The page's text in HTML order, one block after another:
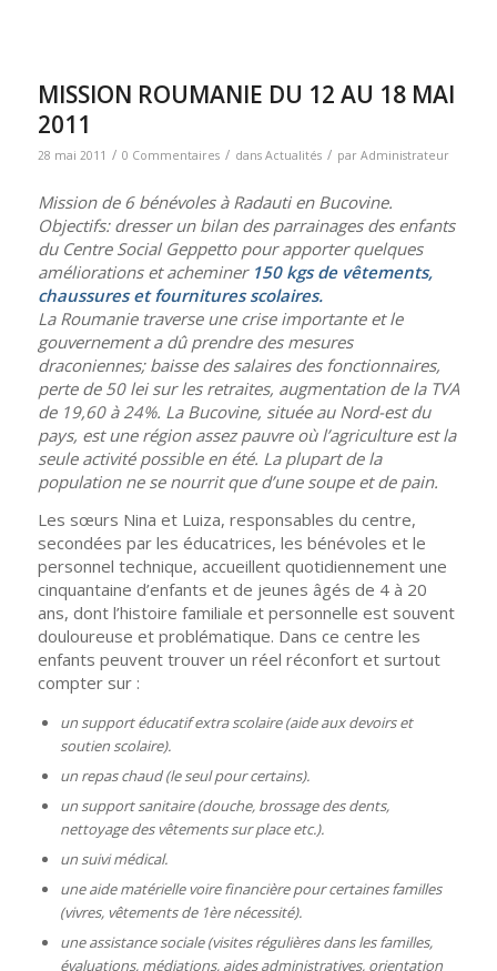
MISSION ROUMANIE DU 12 AU 18 MAI
2011
28 mai 2011 / 0 Commentaires / dans Actualités / par Administrateur
Mission de 6 bénévoles à Radauti en Bucovine.
Objectifs: dresser un bilan des parrainages des enfants
du Centre Social Geppetto pour apporter quelques
améliorations et acheminer 150 kgs de vêtements,
chaussures et fournitures scolaires.
La Roumanie traverse une crise importante et le
gouvernement a dû prendre des mesures
draconiennes; baisse des salaires des fonctionnaires,
perte de 50 lei sur les retraites, augmentation de la TVA
de 19,60 à 24%. La Bucovine, située au Nord-est du
pays, est une région assez pauvre où l’agriculture est la
seule activité possible en été. La plupart de la
population ne se nourrit que d’une soupe et de pain.
Les sœurs Nina et Luiza, responsables du centre,
secondées par les éducatrices, les bénévoles et le
personnel technique, accueillent quotidiennement une
cinquantaine d’enfants et de jeunes âgés de 4 à 20
ans, dont l’histoire familiale et personnelle est souvent
douloureuse et problématique. Dans ce centre les
enfants peuvent trouver un réel réconfort et surtout
compter sur :
un support éducatif extra scolaire (aide aux devoirs et
soutien scolaire).
un repas chaud (le seul pour certains).
un support sanitaire (douche, brossage des dents,
nettoyage des vêtements sur place etc.).
un suivi médical.
une aide matérielle voire financière pour certaines familles
(vivres, vêtements de 1ère nécessité).
une assistance sociale (visites régulières dans les familles,
évaluations, médiations, aides administratives, orientation